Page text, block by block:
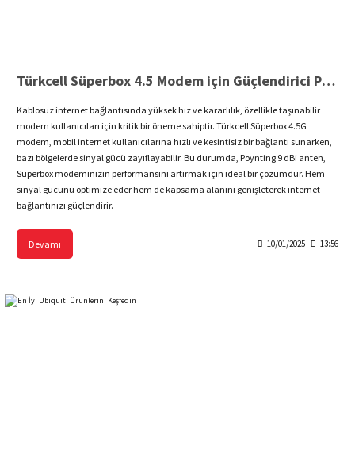
Türkcell Süperbox 4.5 Modem için Güçlendirici Poynting 9 dBi Anten
Kablosuz internet bağlantısında yüksek hız ve kararlılık, özellikle taşınabilir
modem kullanıcıları için kritik bir öneme sahiptir. Türkcell Süperbox 4.5G
modem, mobil internet kullanıcılarına hızlı ve kesintisiz bir bağlantı sunarken,
bazı bölgelerde sinyal gücü zayıflayabilir. Bu durumda, Poynting 9 dBi anten,
Süperbox modeminizin performansını artırmak için ideal bir çözümdür. Hem
sinyal gücünü optimize eder hem de kapsama alanını genişleterek internet
bağlantınızı güçlendirir.
Devamı 10/01/2025 13:56